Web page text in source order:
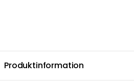
Produktinformation